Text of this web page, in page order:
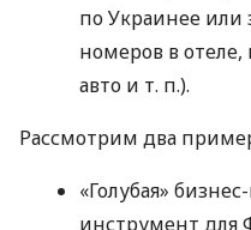
по Украинее или
номеров в
авто и т. п.).
Рассмотрим два
«Голубая»
инструмент